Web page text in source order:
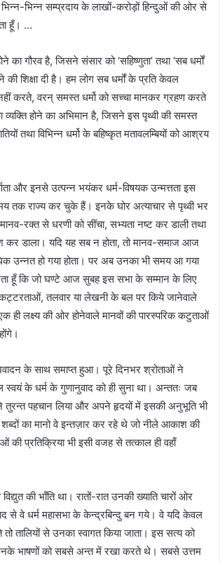
भिन्न-भिन्न सम्प्रदाय के लाखों-करोड़ों हिन्दुओं की ओर से
हूँ। …
का गौरव है, जिसने संसार को ‘सहिष्णुता’ तथा ‘सब धर्मों
की शिक्षा दी है। हम लोग सब धर्मों के प्रति केवल
नहीं करते, वरन्‌ समस्त धर्मो को सच्चा मानकर ग्रहण करते
होने का अभिमान है, जिसने इस पृथ्वी की समस्त
तथा विभिन्न धर्मो के बहिष्कृत मतावलम्बियों को आश्रय
और इनसे उत्पन्न भयंकर धर्म-विषयक उन्मत्तता इस
तक राज्य कर चुके हैं। इनके घोर अत्याचार से पृथ्वी भर
रक्त से धरणी को सींचा, सभ्यता नष्ट कर डाली तथा
कर डाला। यदि यह सब न होता, तो मानव-समाज आज
उन्नत हो गया होता। पर अब उनका भी समय आ गया
हूँ कि जो घण्टे आज सुबह इस सभा के सम्मान के लिए
तलवार या लेखनी के बल पर किये जानेवाले
ही लक्ष्य की ओर होनेवाले मानवों की पारस्परिक कटुताओं
के साथ समाप्त हुआ। पूरे दिनभर श्रोताओं ने
के धर्म के गुणानुवाद को ही सुना था। अन्ततः जब
तुरन्त पहचान लिया और अपने हृदयों में इसकी अनुभूति भी
शब्दों का मानो वे इन्तज़ार कर रहे थे जो नीले आकाश की
की प्रतिक्रिया भी इसी वजह से तत्काल ही वहाँ
की भाँति था। रातों-रात उनकी ख्याति चारों ओर
वे धर्म महासभा के केन्द्रबिन्दु बन गये। वे यदि केवल
तालियों से उनका स्वागत किया जाता। इस सत्य को
भाषणों को सबसे अन्त में रखा करते थे। सबसे उत्तम